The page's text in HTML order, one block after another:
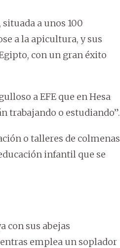
a unos 100
a la apicultura, y sus
con un gran éxito
a EFE que en Hesa
trabajando o estudiando”.
o talleres de colmenas
infantil que se
con sus abejas
emplea un soplador